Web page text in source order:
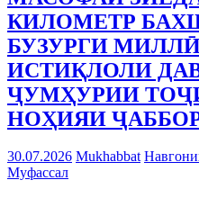
КИЛОМЕТР
БУЗУРГИ
ИСТИҚЛОЛИ
ҶУМҲУРИИ
НОҲИЯИ
30.07.2026 Mukhabbat
Муфассал